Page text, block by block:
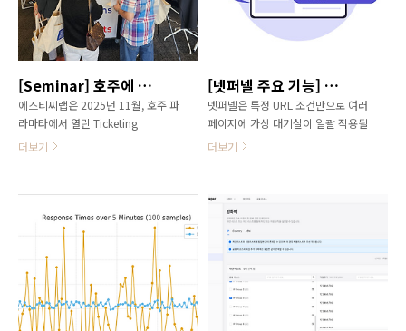
주요 제품은 #. 가상 대기실 솔루션
넷퍼넬(NetFUNNEL)이며, 2024년
에 출시한#. AI 기반의 쿠버네티스 운
영 자동화 및 최적화 솔루션인 웨이
브 오토스케일(Wave Autoscale),#.
매크로 탐지 및 차단 솔루션 봇매니
저(BotMan..
무리되었습니다. 강남 한복판에서 이
런 수준 높은 뮤지컬 공연을 듣고 보
면서 에너지를 충전할 수 있다는 것
시간을 만들어주셔서 감사합니다! 지
난 9월 5일 금요일 오후 3시, 에스티
씨랩 서퍼들이 강남역 인..
[Seminar] 호주에 등장한 봇 때려잡는 헌터들, Ticketing Australia 참가 후기
에스티씨랩은 2025년 11월, 호주 파
라마타에서 열린 Ticketing
Australia 2025에 참가해, 티켓팅 업
장 업체들과 생생한 대화를 나눴습니
다. 현장에서 자사의 솔루인 넷퍼넬
과 봇매니저를 소개하며 “공정한 예
매 환경”과 “서비스 안정성 확보” 메
시지를 전달했습니다. 부스는 ‘Bot
Hunters’ 콘셉트로 꾸며졌고, 게임·
뽑기 이벤트와 독창적인 굿즈를 활용
해 많은 참관객들의 이목을 끌며 성
더보기
[넷퍼넬 주요 기능] 타겟 URL 리다이렉션
넷퍼넬은 특정 URL 조건만으로 여러
페이지에 가상 대기실이 일괄 적용될
경우, 대기 완료 후에는 어떤 진입 경
용자를 동일한 조건에서 서비스를 이
용할 수 있도록 도와줍니다. 대기 이
후 URL이 외부에 노출되는 것을 막
아 보안과 공정성을 함께 확보할 수
있습니다. 넷퍼넬은 다양한 고객의
피드백을 반영해 지속적으로 새로운
기능을 개발하고 있으며, 주요 기술
을 고도화하고 있습니다. 목차넷퍼넬
더보기